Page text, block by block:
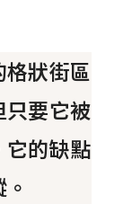
狀街區
要它被
它的缺點